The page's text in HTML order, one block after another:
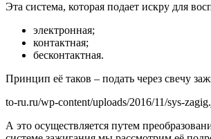
Эта система, которая подает искру для
электронная;
контактная;
бесконтактная.
Принцип её таков – подать через свечу
to-ru.ru/wp-content/uploads/2016/11/sys-
А это осуществляется путем